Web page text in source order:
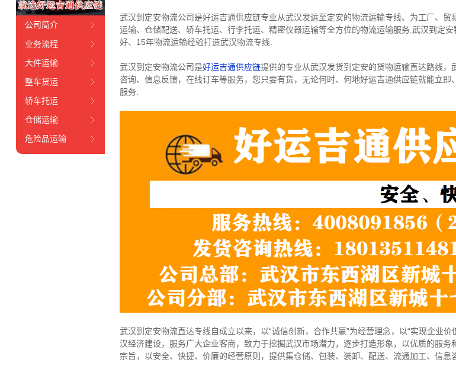
武汉到定安物流公司是好运吉通供应链专业从武汉发运至定安的物流运输专线、为工厂、
运输、仓储配送、轿车托运、行李托运、精密仪器运输等全方位的物流运输服务.武汉到定
好、15年物流运输经验打造武汉物流专线.
武汉到定安物流公司是好运吉通供应链提供的专业从武汉发货到定安的货物运输直达路线
咨询、信息反馈，在线订车等服务，您只要有货，无论何时、何地好运吉通供应链就能立
服务.
武汉到定安物流直达专线自成立以来，以“诚信创新，合作共赢”为经营理念，以“实现企业
汉经济建设，服务广大企业客商，致力于挖掘武汉市场潜力，逐步打造形象，以优质的服
宗旨，以安全、快捷、价廉的经营原则，提供集仓储、包装、装卸、配送、流通加工、信息
公司简介
业务流程
大件运输
整车货运
轿车托运
仓储运输
危险品运输